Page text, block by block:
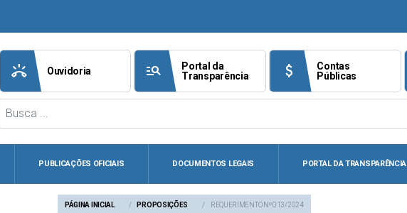
ring_volume Ouvidoria manage_search
Portal da
Transparência
attach_money
Contas
Públicas
PUBLICAÇÕES OFICIAIS DOCUMENTOS LEGAIS PORTAL DA TRANSPARÊNCIA
PÁGINA INICIAL PROPOSIÇÕES REQUERIMENTO Nº 013/2024